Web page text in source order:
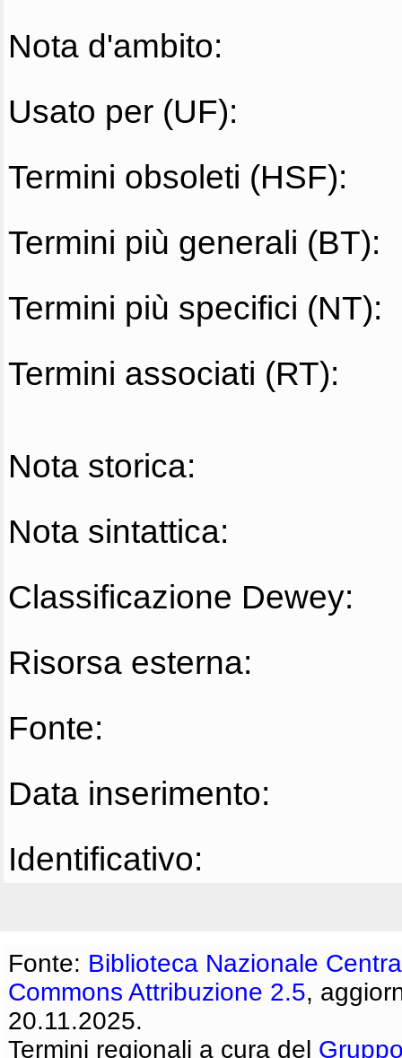
Nota d'ambito:
Usato per (UF):
Termini obsoleti (HSF):
Termini più generali (BT):
Termini più specifici (NT):
Termini associati (RT):
Nota storica:
Nota sintattica:
Classificazione Dewey:
Risorsa esterna:
Fonte:
Data inserimento:
Identificativo:
Fonte: Biblioteca Nazionale
Commons Attribuzione 2.5,
20.11.2025.
Termini regionali a cura del